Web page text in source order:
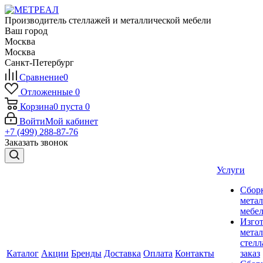
Производитель стеллажей и металлической мебели
Ваш город
Москва
Москва
Санкт-Петербург
Сравнение0
Отложенные 0
Корзина0 пуста 0
ВойтиМой кабинет
+7 (499) 288-87-76
Заказать звонок
Каталог Акции Бренды Доставка Оплата Контакты
Услуги
заказ